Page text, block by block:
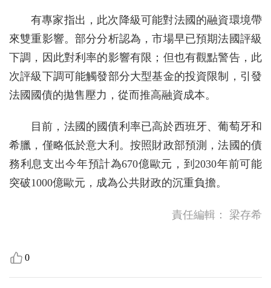
有專家指出，此次降級可能對法國的融資環境帶
來雙重影響。部分分析認為，市場早已預期法國評級
下調，因此對利率的影響有限；但也有觀點警告，此
次評級下調可能觸發部分大型基金的投資限制，引發
法國國債的拋售壓力，從而推高融資成本。
目前，法國的國債利率已高於西班牙、葡萄牙和
希臘，僅略低於意大利。按照財政部預測，法國的債
務利息支出今年預計為670億歐元，到2030年前可能
突破1000億歐元，成為公共財政的沉重負擔。
責任編輯： 梁存希
0